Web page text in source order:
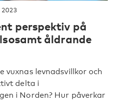
perspektiv på
åldrande
vuxnas levnadsvillkor och
delta i
i Norden? Hur påverkar